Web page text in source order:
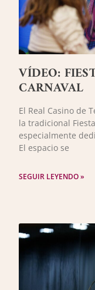
VÍDEO:
CARNAVAL
El Real Casino de
la tradicional
especialmente
El espacio se
SEGUIR LEYENDO »